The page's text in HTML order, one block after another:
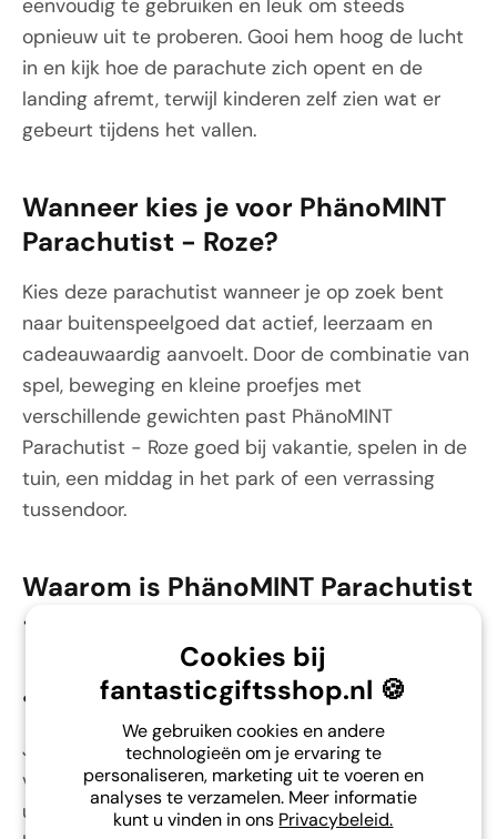
Cookies bij
fantasticgiftsshop.nl 🍪
We gebruiken cookies en andere
technologieën om je ervaring te
personaliseren, marketing uit te voeren en
analyses te verzamelen. Meer informatie
kunt u vinden in ons Privacybeleid.
eenvoudig te gebruiken en leuk om steeds
opnieuw uit te proberen. Gooi hem hoog de lucht
in en kijk hoe de parachute zich opent en de
landing afremt, terwijl kinderen zelf zien wat er
gebeurt tijdens het vallen.
Wanneer kies je voor PhänoMINT
Parachutist - Roze?
Kies deze parachutist wanneer je op zoek bent
naar buitenspeelgoed dat actief, leerzaam en
cadeauwaardig aanvoelt. Door de combinatie van
spel, beweging en kleine proefjes met
verschillende gewichten past PhänoMINT
Parachutist - Roze goed bij vakantie, spelen in de
tuin, een middag in het park of een verrassing
tussendoor.
Waarom is PhänoMINT Parachutist
- Roze zo fijn?
• Soms heb je dit probleem:
Je zoekt een klein cadeautje dat niet meteen
vergeten wordt. Veel klein speelgoed is snel
uitgekeken of voelt minder verrassend, waardoor